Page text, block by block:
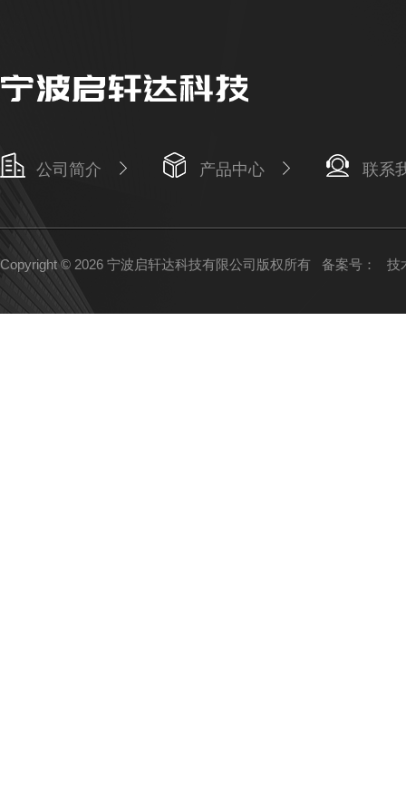
公司简介 产品中心 联系
Copyright © 2026 宁波启轩达科技有限公司版权所有 备案号： 技